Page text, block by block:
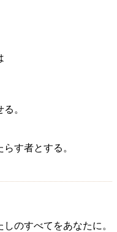
。
す者とする。
のすべてをあなたに。